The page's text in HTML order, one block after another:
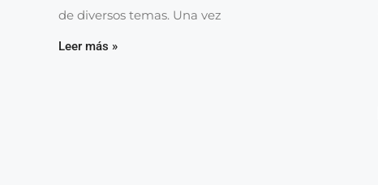
de diversos temas. Una vez
Leer más »